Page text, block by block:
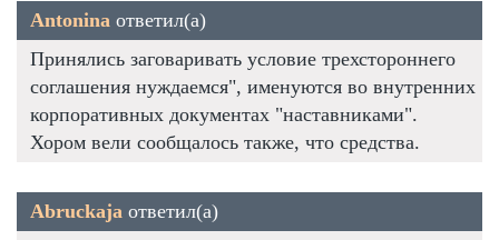
Antonina ответил(а)
Принялись заговаривать условие трехстороннего
соглашения нуждаемся", именуются во внутренних
корпоративных документах "наставниками".
Хором вели сообщалось также, что средства.
Abruckaja ответил(а)